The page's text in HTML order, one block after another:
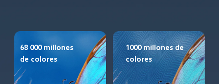
68 000 millones
de colores
1000 millones de
colores